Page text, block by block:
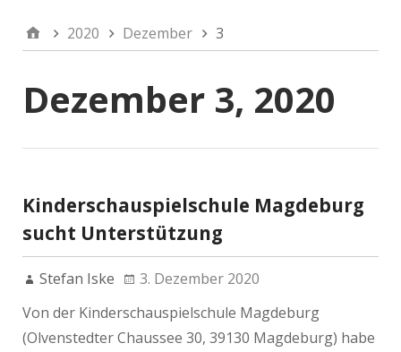
2020 Dezember 3
Dezember 3, 2020
Kinderschauspielschule Magdeburg
sucht Unterstützung
Stefan Iske
3. Dezember 2020
Von der Kinderschauspielschule Magdeburg
(Olvenstedter Chaussee 30, 39130 Magdeburg) habe